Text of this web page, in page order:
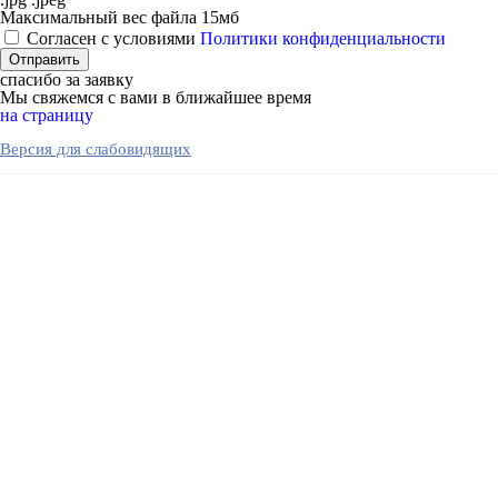
Максимальный вес файла 15мб
Согласен с условиями Политики конфиденциальности
спасибо за заявку
Мы свяжемся с вами в ближайшее время
на страницу
Версия для слабовидящих